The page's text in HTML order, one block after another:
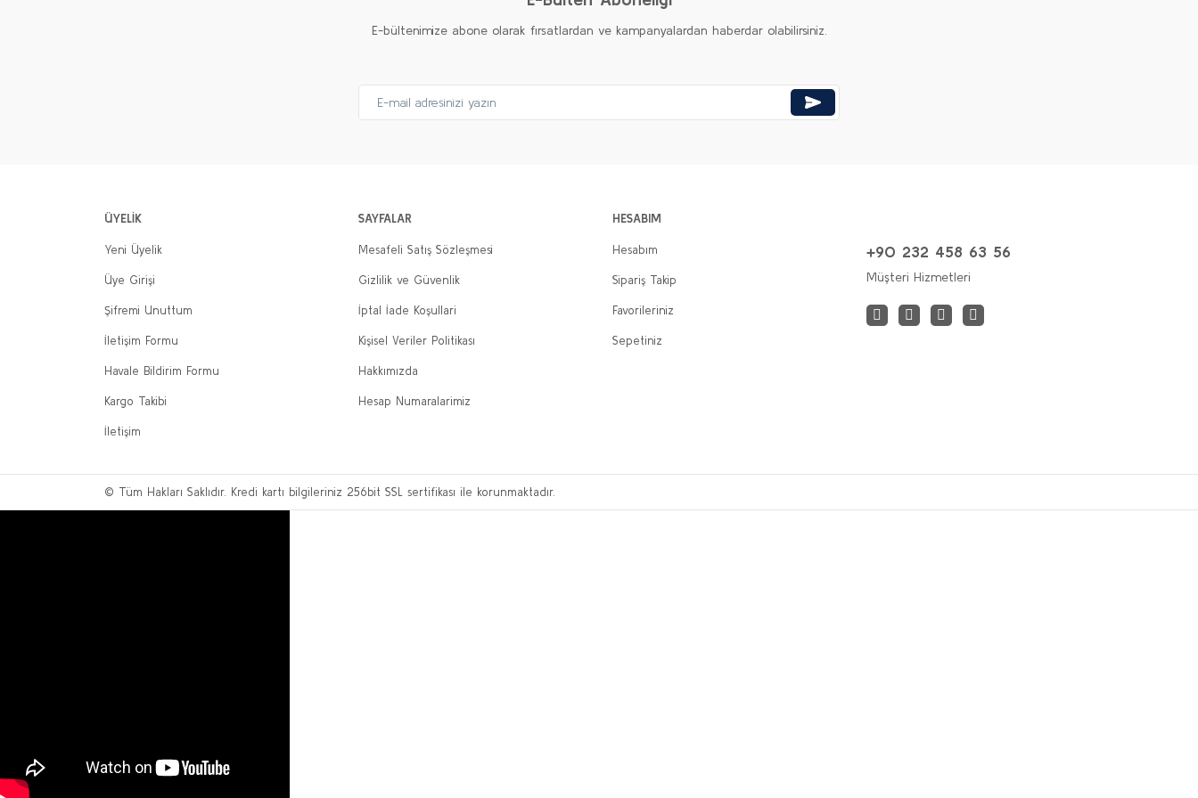
E-bültenimize abone olarak fırsatlardan ve kampanyalardan haberdar olabilirsiniz.
ÜYELİK
Yeni Üyelik
Üye Girişi
Şifremi Unuttum
İletişim Formu
Havale Bildirim Formu
Kargo Takibi
İletişim
SAYFALAR
Mesafeli Satış Sözleşmesi
Gizlilik ve Güvenlik
İptal İade Koşullari
Kişisel Veriler Politikası
Hakkımızda
Hesap Numaralarimiz
HESABIM
Hesabım
Sipariş Takip
Favorileriniz
Sepetiniz
+90 232 458 63 56
Müşteri Hizmetleri
© Tüm Hakları Saklıdır. Kredi kartı bilgileriniz 256bit SSL sertifikası ile korunmaktadır.